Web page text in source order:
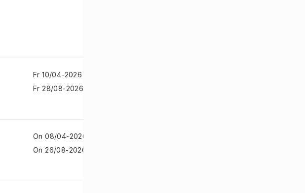
Fr 10/04-2026 fm J
Fr 28/08-2026 fm J
On 08/04-2026 fm J
On 26/08-2026 em J